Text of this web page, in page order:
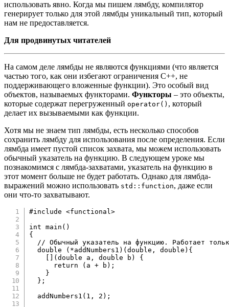
использовать явно. Когда мы пишем лямбду, компилятор
генерирует только для этой лямбды уникальный тип, который
нам не предоставляется.
Для продвинутых читателей
На самом деле лямбды не являются функциями (что является
частью того, как они избегают ограничения C++, не
поддерживающего вложенные функции). Это особый вид
объектов, называемых функторами. Функторы – это объекты,
которые содержат перегруженный operator() , который
делает их вызываемыми как функции.
Хотя мы не знаем тип лямбды, есть несколько способов
сохранить лямбду для использования после определения. Если
лямбда имеет пустой список захвата, мы можем использовать
обычный указатель на функцию. В следующем уроке мы
познакомимся с лямбда-захватами, указатель на функцию в
этот момент больше не будет работать. Однако для лямбда-
выражений можно использовать std::function, даже если
они что-то захватывают.
#include
<functional>
int
main ( )
{
// Обычный указатель на функцию. Работает
double
( *addNumbers1 ) (double , double ) {
(double a , double b )
{
return
( a + b ) ;
}
} ;
addNumbers1 ( 1 , 2 ) ;